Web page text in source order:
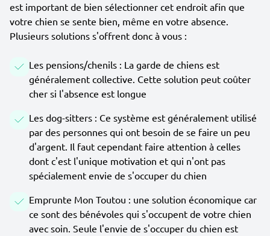
est important de bien sélectionner cet endroit afin que
votre chien se sente bien, même en votre absence.
Plusieurs solutions s'offrent donc à vous :
Les pensions/chenils : La garde de chiens est
généralement collective. Cette solution peut coûter
cher si l'absence est longue
Les dog-sitters : Ce système est généralement utilisé
par des personnes qui ont besoin de se faire un peu
d'argent. Il faut cependant faire attention à celles
dont c'est l'unique motivation et qui n'ont pas
spécialement envie de s'occuper du chien
Emprunte Mon Toutou : une solution économique car
ce sont des bénévoles qui s'occupent de votre chien
avec soin. Seule l'envie de s'occuper du chien est